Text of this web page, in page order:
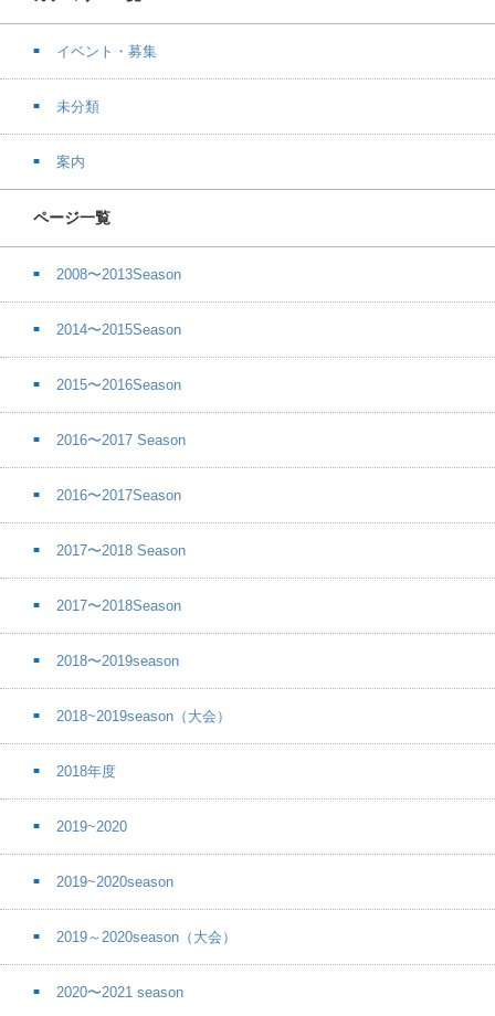
イベント・募集
未分類
案内
ページ一覧
2008〜2013Season
2014〜2015Season
2015〜2016Season
2016〜2017 Season
2016〜2017Season
2017〜2018 Season
2017〜2018Season
2018〜2019season
2018~2019season（大会）
2018年度
2019~2020
2019~2020season
2019～2020season（大会）
2020〜2021 season